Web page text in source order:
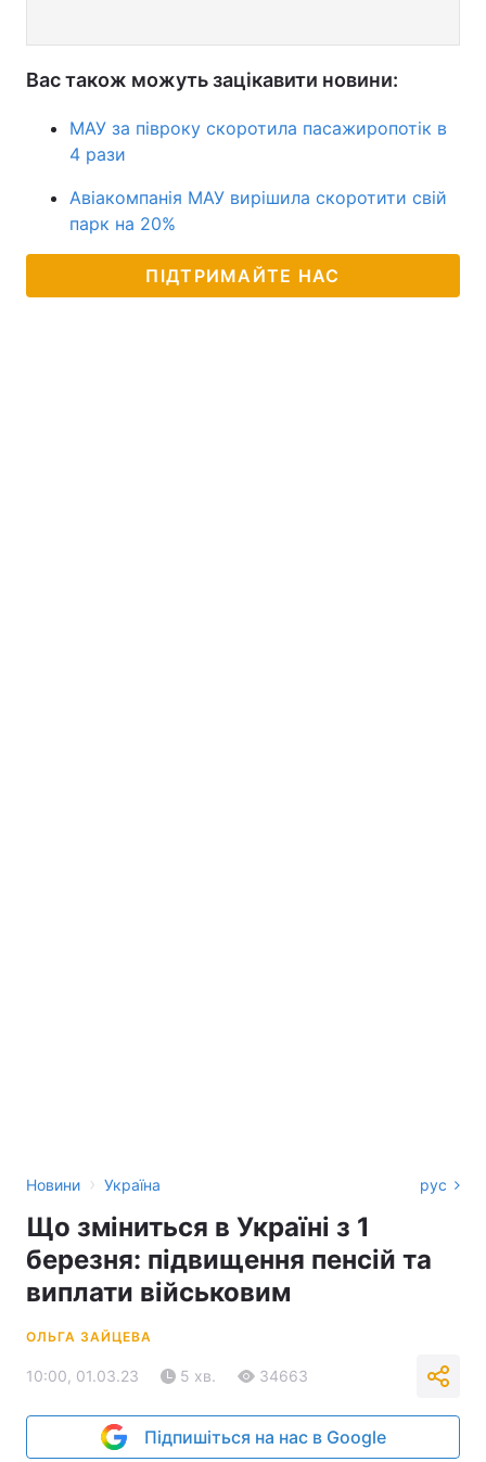
Вас також можуть зацікавити новини:
МАУ за півроку скоротила пасажиропотік в
4 рази
Авіакомпанія МАУ вирішила скоротити свій
парк на 20%
ПІДТРИМАЙТЕ НАС
Новини › Україна рус
Що зміниться в Україні з 1
березня: підвищення пенсій та
виплати військовим
ОЛЬГА ЗАЙЦЕВА
10:00, 01.03.23 5 хв. 34663
Підпишіться на нас в Google